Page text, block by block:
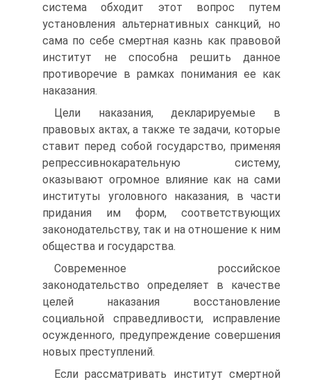
система обходит этот вопрос путем
установления альтернативных санкций, но
сама по себе смертная казнь как правовой
институт не способна решить данное
противоречие в рамках понимания ее как
наказания.
Цели наказания, декларируемые в
правовых актах, а также те задачи, которые
ставит перед собой государство, применяя
репрессивно­карательную систему,
оказывают огромное влияние как на сами
институты уголовного наказания, в части
придания им форм, соответствующих
законодательству, так и на отношение к ним
общества и государства.
Современное российское
законодательство определяет в качестве
целей наказания восстановление
социальной справедливости, исправление
осужденного, предупреждение совершения
новых преступлений.
Если рассматривать институт смертной